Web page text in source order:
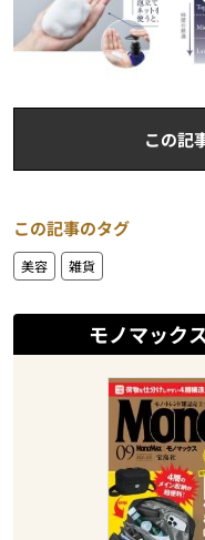
この記
この記事のタグ
美容 雑貨
モノマック